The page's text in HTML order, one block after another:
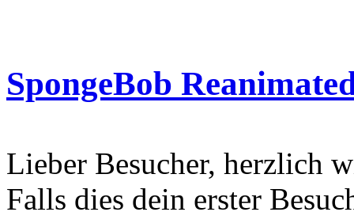
SpongeBob
Lieber Besucher, herzlich
Falls dies dein erster